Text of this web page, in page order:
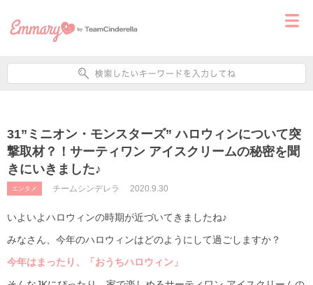
31”ミニオン・モンスターズ” ハロウィンについて突
撃取材？！サーティワン アイスクリームの秘密を聞
きにいきました♪
エンタメ チームシンデレラ 2020.9.30
いよいよハロウィンの時期が近づいてきましたね♪
みなさん、今年のハロウィンはどのようにして過ごしますか？
今年はまったり、「おうちハロウィン」